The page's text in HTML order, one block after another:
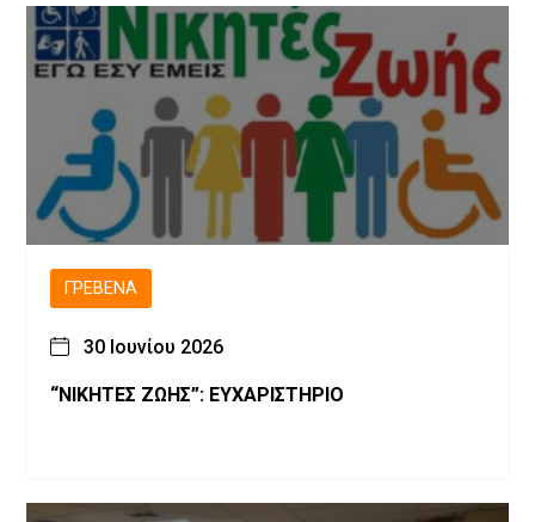
ΓΡΕΒΕΝΆ
30 Ιουνίου 2026
“ΝΙΚΗΤΕΣ ΖΩΗΣ”: ΕΥΧΑΡΙΣΤΗΡΙΟ